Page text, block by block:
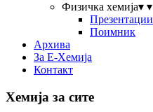
Физичка хемија▾ ▾
Презентации
Поимник
Архива
За Е-Хемија
Контакт
Хемија за сите